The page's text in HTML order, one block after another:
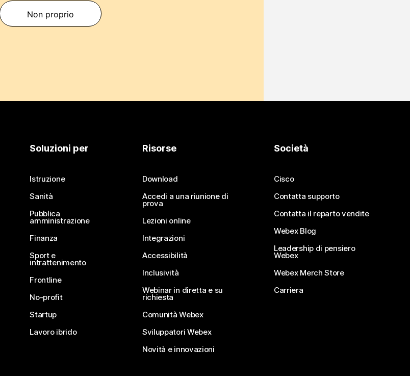
Non proprio
Soluzioni per
Istruzione
Sanità
Pubblica
amministrazione
Finanza
Sport e
intrattenimento
Frontline
No-profit
Startup
Lavoro ibrido
Risorse
Download
Accedi a una riunione di
prova
Lezioni online
Integrazioni
Accessibilità
Inclusività
Webinar in diretta e su
richiesta
Comunità Webex
Sviluppatori Webex
Novità e innovazioni
Società
Cisco
Contatta supporto
Contatta il reparto vendite
Webex Blog
Leadership di pensiero
Webex
Webex Merch Store
Carriera